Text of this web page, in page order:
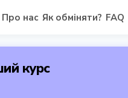
Про нас Як обміняти? FAQ
курс